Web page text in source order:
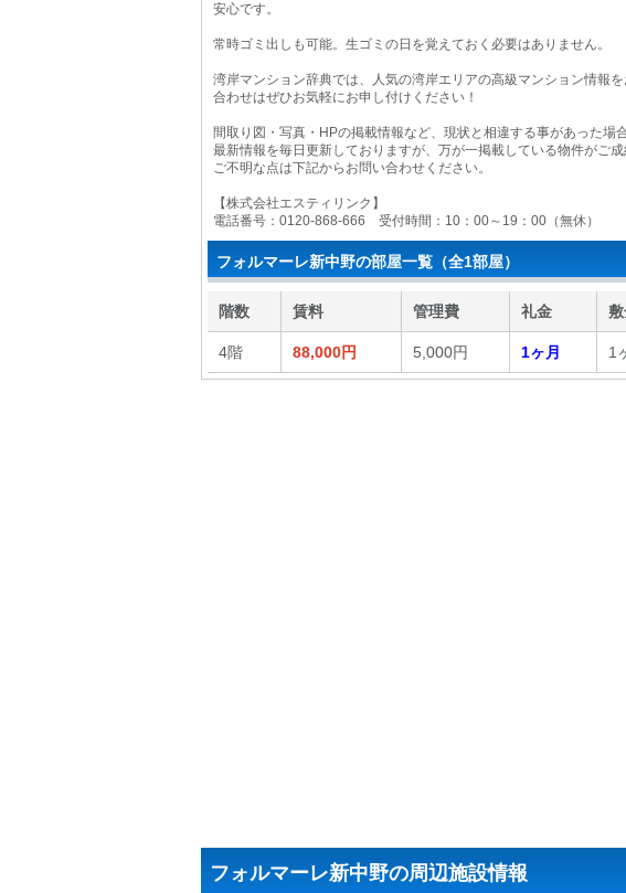
安心です。
常時ゴミ出しも可能。生ゴミの日を覚えておく必要はありません。
湾岸マンション辞典では、人気の湾岸エリアの高級マンション情報
合わせはぜひお気軽にお申し付けください！
間取り図・写真・HPの掲載情報など、現状と相違する事があった場
最新情報を毎日更新しておりますが、万が一掲載している物件がご成
ご不明な点は下記からお問い合わせください。
【株式会社エスティリンク】
電話番号：0120-868-666 受付時間：10：00～19：00（無休）
フォルマーレ新中野の部屋一覧（全1部屋）
階数 賃料 管理費 礼金
4階 88,000円 5,000円 1ヶ月 1
フォルマーレ新中野の周辺施設情報